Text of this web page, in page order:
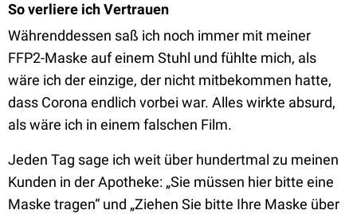
So verliere ich Vertrauen
Währenddessen saß ich noch immer mit meiner
FFP2-Maske auf einem Stuhl und fühlte mich, als
wäre ich der einzige, der nicht mitbekommen hatte,
dass Corona endlich vorbei war. Alles wirkte absurd,
als wäre ich in einem falschen Film.
Jeden Tag sage ich weit über hundertmal zu meinen
Kunden in der Apotheke: „Sie müssen hier bitte eine
Maske tragen“ und „Ziehen Sie bitte Ihre Maske über